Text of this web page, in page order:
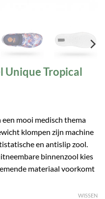
Unique Tropical
mooi medisch thema
klompen zijn machine
en antislip zool.
binnenzool kies
materiaal voorkomt
WISSEN